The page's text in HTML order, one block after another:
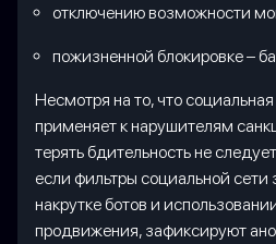
отключению возможности
пожизненной блокировке –
Несмотря на то, что
применяет к нарушителям
терять бдительность не
если фильтры социальной сети
накрутке ботов и
продвижения, зафиксируют